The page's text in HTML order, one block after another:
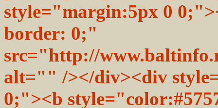
style="margin:5px 0
border: 0;"
src="http://
alt="" /></div><div
0;"><b